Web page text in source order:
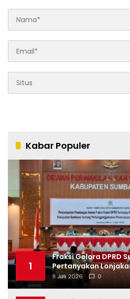
Kabar Populer
1
Fraksi Gelora DPRD
Pertanyakan
9 Juli 2026 0